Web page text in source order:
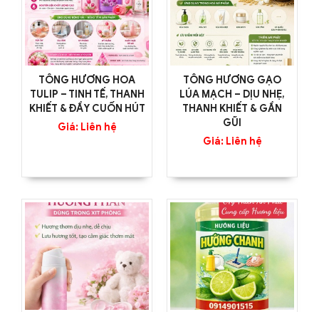
TÔNG HƯƠNG HOA
TULIP – TINH TẾ, THANH
KHIẾT & ĐẦY CUỐN HÚT
Giá: Liên hệ
TÔNG HƯƠNG GẠO
LÚA MẠCH – DỊU NHẸ,
THANH KHIẾT & GẦN
GŨI
Giá: Liên hệ